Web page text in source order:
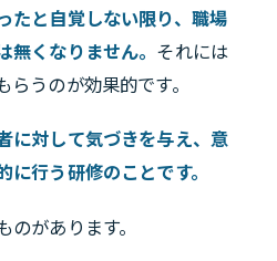
たと自覚しない限り、職場
くなりません。 それには
らうのが効果的です。
に対して気づきを与え、意
行う研修のことです。
があります。